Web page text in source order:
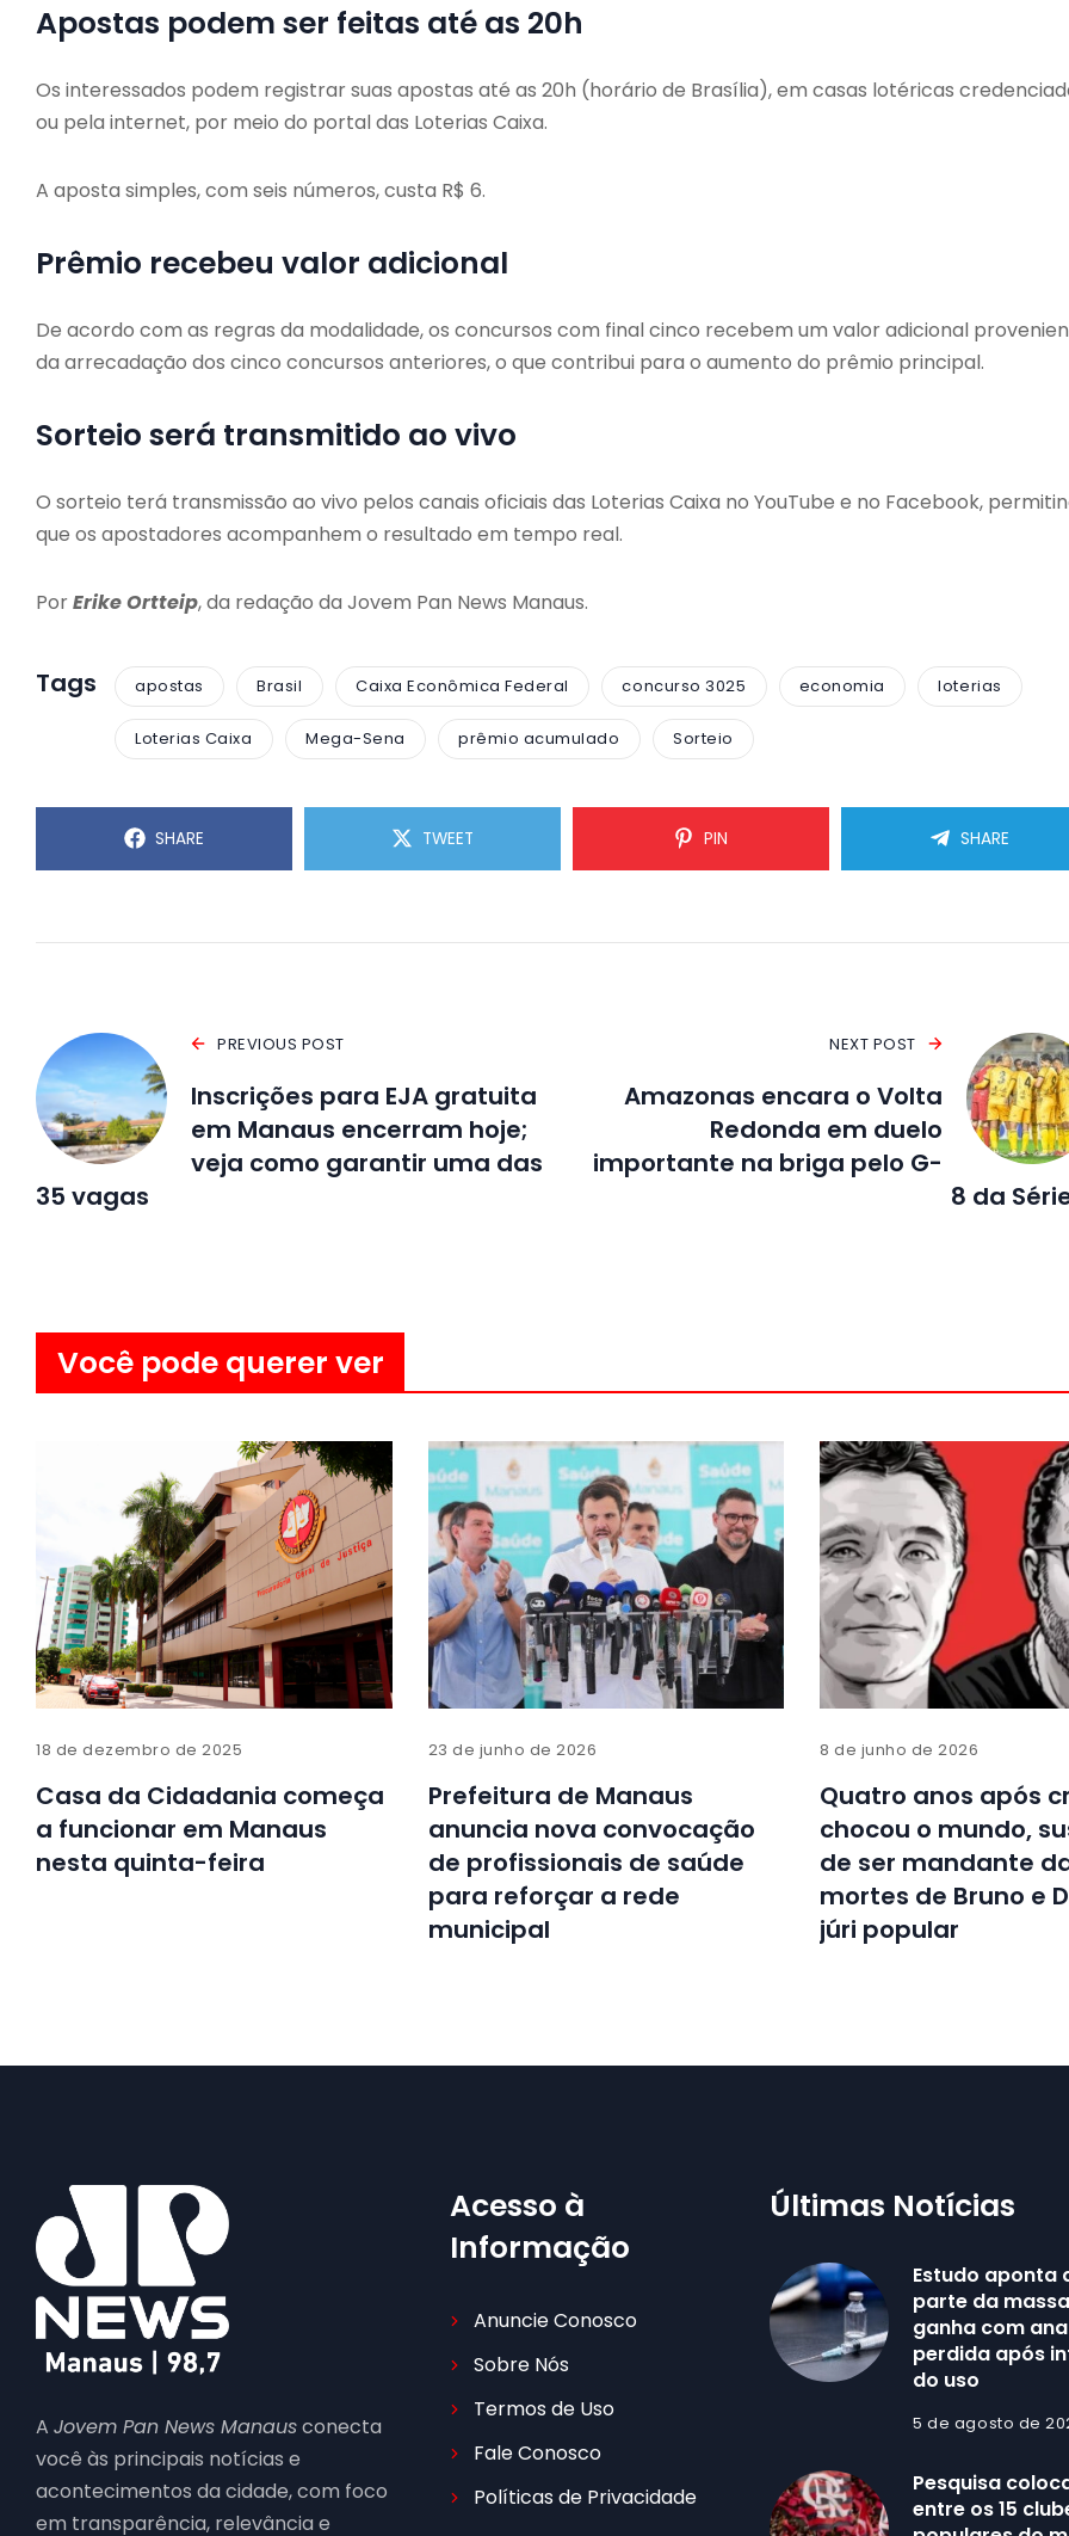
Apostas podem ser feitas até as 20h
Os interessados podem registrar suas apostas até as 20h (horário de Brasília), em casas lotéricas
ou pela internet, por meio do portal das Loterias Caixa.
A aposta simples, com seis números, custa R$ 6.
Prêmio recebeu valor adicional
De acordo com as regras da modalidade, os concursos com final cinco recebem um valor adicional
da arrecadação dos cinco concursos anteriores, o que contribui para o aumento do prêmio principal.
Sorteio será transmitido ao vivo
O sorteio terá transmissão ao vivo pelos canais oficiais das Loterias Caixa no YouTube e no Facebook,
que os apostadores acompanhem o resultado em tempo real.
PorErike Ortteip, da redação da Jovem Pan News Manaus.
Tags apostas Brasil Caixa Econômica Federal concurso 3025 economia loterias
Loterias Caixa Mega-Sena prêmio acumulado Sorteio
SHARE TWEET PIN SHARE
PREVIOUS POST
Inscrições para EJA gratuita
em Manaus encerram hoje;
veja como garantir uma das
35 vagas
NEXT POST
Amazonas encara o Volta
Redonda em duelo
importante na briga pelo G-
8 da
Você pode querer ver
18 de dezembro de 2025
Casa da Cidadania começa
a funcionar em Manaus
nesta quinta-feira
23 de junho de 2026
Prefeitura de Manaus
anuncia nova convocação
de profissionais de saúde
para reforçar a rede
municipal
8 de junho de 2026
Quatro anos após
chocou o mundo,
de ser mandante
mortes de Bruno e
júri popular
A Jovem Pan News Manausconecta
você às principais notícias e
acontecimentos da cidade, com foco
em transparência, relevância e
Acesso à
Informação
Anuncie Conosco
Sobre Nós
Termos de Uso
Fale Conosco
Políticas de Privacidade
Últimas Notícias
Estudo aponta
parte da
ganha com
perdida após
do uso
5 de agosto de
Pesquisa
entre os 15